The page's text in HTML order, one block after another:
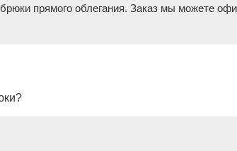
прямого облегания. Заказ мы можете